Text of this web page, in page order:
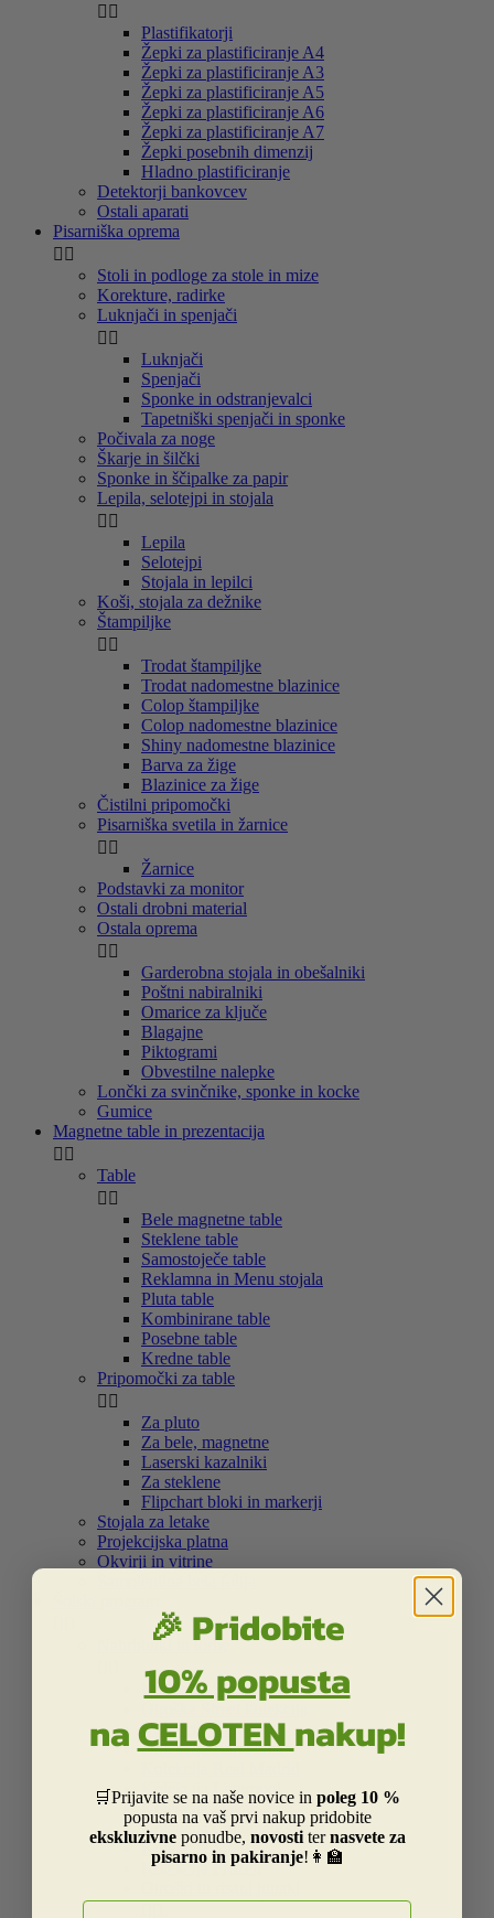
 
Plastifikatorji
Žepki za plastificiranje A4
Žepki za plastificiranje A3
Žepki za plastificiranje A5
Žepki za plastificiranje A6
Žepki za plastificiranje A7
Žepki posebnih dimenzij
Hladno plastificiranje
Detektorji bankovcev
Ostali aparati
Pisarniška oprema
 
Stoli in podloge za stole in mize
Korekture, radirke
Luknjači in spenjači
 
Luknjači
Spenjači
Sponke in odstranjevalci
Tapetniški spenjači in sponke
Počivala za noge
Škarje in šilčki
Sponke in ščipalke za papir
Lepila, selotejpi in stojala
 
Lepila
Selotejpi
Stojala in lepilci
Koši, stojala za dežnike
Štampiljke
 
Trodat štampiljke
Trodat nadomestne blazinice
Colop štampiljke
Colop nadomestne blazinice
Shiny nadomestne blazinice
Barva za žige
Blazinice za žige
Čistilni pripomočki
Pisarniška svetila in žarnice
 
Žarnice
Podstavki za monitor
Ostali drobni material
Ostala oprema
 
Garderobna stojala in obešalniki
Poštni nabiralniki
Omarice za ključe
Blagajne
Piktogrami
Obvestilne nalepke
Lončki za svinčnike, sponke in kocke
Gumice
Magnetne table in prezentacija
 
Table
 
Bele magnetne table
Steklene table
Samostoječe table
Reklamna in Menu stojala
Pluta table
Kombinirane table
Posebne table
Kredne table
Pripomočki za table
 
Za pluto
Za bele, magnetne
Laserski kazalniki
Za steklene
Flipchart bloki in markerji
Stojala za letake
Projekcijska platna
Okvirji in vitrine
Nahrbtniki in torbe
Kolekcija Street
Kolekcija Centrum
Kolekcija Barcelona
Kolekcija Liverpool
Kolekcija Dakar
Kolekcija Catalina Estrada
Kolekcija Smiley
Kolekcija Frozen
🎉 Pridobite
10% popusta
naCELOTENnakup!
🛒Prijavite se na naše novice in poleg 10 %
popusta na vaš prvi nakup pridobite
ekskluzivneponudbe, novosti ternasvete za
pisarno in pakiranje!👩‍🏫
E-naslov